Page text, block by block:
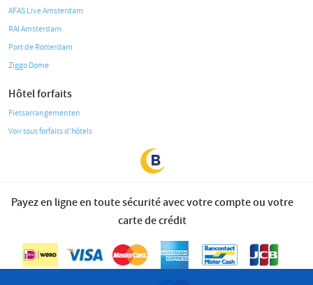
AFAS Live Amsterdam
RAI Amsterdam
Port de Rotterdam
Ziggo Dome
Hôtel forfaits
Fietsarrangementen
Voir tous forfaits d'hôtels
Payez en ligne en toute sécurité avec votre compte ou votre
carte de crédit